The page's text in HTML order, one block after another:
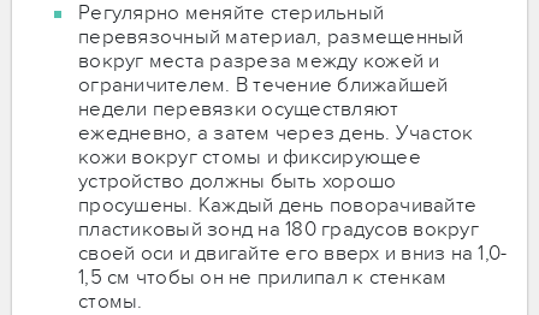
Регулярно меняйте стерильный
перевязочный материал, размещенный
вокруг места разреза между кожей и
ограничителем. В течение ближайшей
недели перевязки осуществляют
ежедневно, а затем через день. Участок
кожи вокруг стомы и фиксирующее
устройство должны быть хорошо
просушены. Каждый день поворачивайте
пластиковый зонд на 180 градусов вокруг
своей оси и двигайте его вверх и вниз на 1,0-
1,5 см чтобы он не прилипал к стенкам
стомы.